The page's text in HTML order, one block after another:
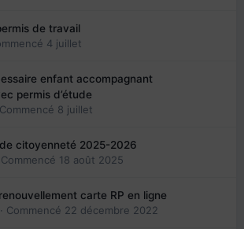
de travail
4 juillet
enfant accompagnant
permis d’étude
Commencé 8 juillet
citoyenneté 2025-2026
Commencé 18 août 2025
carte RP en ligne
· Commencé 22 décembre 2022